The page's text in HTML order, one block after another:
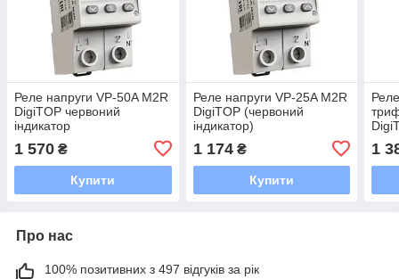
Реле напруги VP-50A M2R
DigiTOP червоний
індикатор
1 570 ₴
Купити
Реле напруги VP-25A M2R
DigiTOP (червоний
індикатор)
1 174₴
Купити
1
Про нас
100% позитивних з 497 відгуків за рік